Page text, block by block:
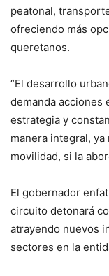
peatonal,
ofreciendo más
queretanos.
“El desarrollo
demanda acciones
estrategia y
manera integral,
movilidad, si la
El gobernador
circuito detonará
atrayendo nuevos
sectores en la